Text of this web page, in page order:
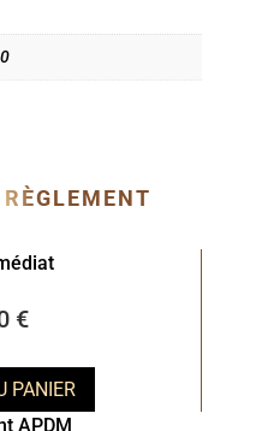
€
PANIER
APDM